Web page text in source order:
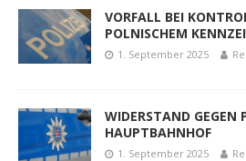
VORFALL BEI
POLNISCHEM
1. September 2025
WIDERSTAND GEGEN
HAUPTBAHNHOF
1. September 2025